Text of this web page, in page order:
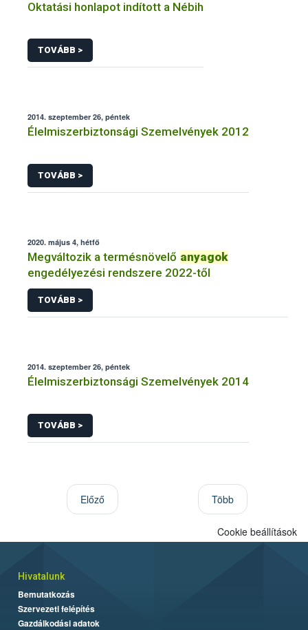
Oktatási honlapot indított a Nébih
TOVÁBB >
2014. szeptember 26, péntek
Élelmiszerbiztonsági Szemelvények 2012
TOVÁBB >
2020. május 4, hétfő
Megváltozik a termésnövelő anyagok
engedélyezési rendszere 2022-től
TOVÁBB >
2014. szeptember 26, péntek
Élelmiszerbiztonsági Szemelvények 2014
TOVÁBB >
Előző Több
Cookie beállítások
Hivatalunk
Bemutatkozás
Szervezeti felépítés
Gazdálkodási adatok